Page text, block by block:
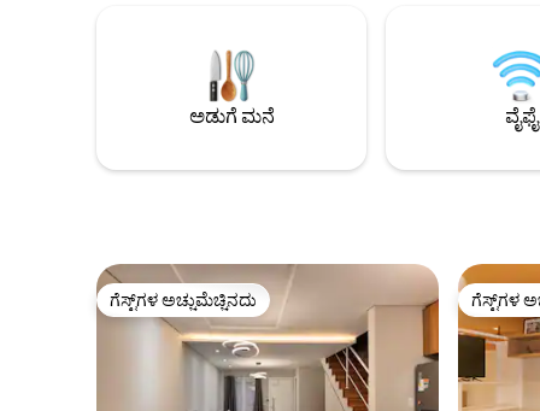
ದಿನಸಿ ಅಂಗಡಿ, ರಿಸರ್ವೇಶನ್‌ನೊಂದಿಗೆ
ಸಹೋದ್ಯೋಗಿಗಳು ಮತ್ತು 24-ಗಂಟೆಗಳ ಕನ್ಸೀರ್ಜ್.
ನಮಗೆ ಪಾರ್ಕಿಂಗ್ ಸ್ಥಳವಿಲ್ಲ, ಆದರೆ ಹತ್ತಿರದಲ್ಲಿ 24-
ಗಂಟೆಗಳ ಪಾರ್ಕಿಂಗ್ ಇದೆ.
ಅಡುಗೆ ಮನೆ ವೈಫೈ
ಗೆಸ್ಟ್‌ಗಳ ಅಚ್ಚುಮೆಚ್ಚಿನದು
ಗೆಸ್ಟ್‌ಗಳ ಅಚ್ಚುಮೆಚ್ಚಿನದು ಗೆಸ್ಟ್‌ಗಳ
ಗೆಸ್ಟ್‌ಗಳ